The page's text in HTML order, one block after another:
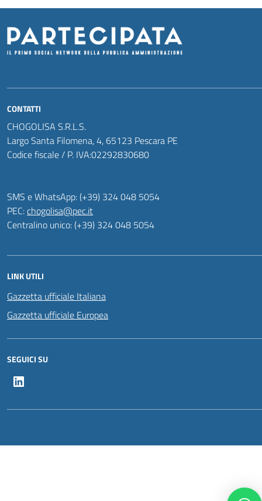
CONTATTI
CHOGOLISA S.R.L.S.
Largo Santa Filomena, 4, 65123 Pescara PE
Codice fiscale / P. IVA:02292830680
SMS e WhatsApp: (+39) 324 048 5054
PEC:chogolisa@pec.it
Centralino unico: (+39) 324 048 5054
LINK UTILI
Gazzetta ufficiale Italiana
Gazzetta ufficiale Europea
SEGUICI SU